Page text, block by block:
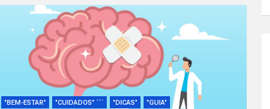
"BEM-ESTAR" "CUIDADOS" ``` "DICAS"
"GUIA"